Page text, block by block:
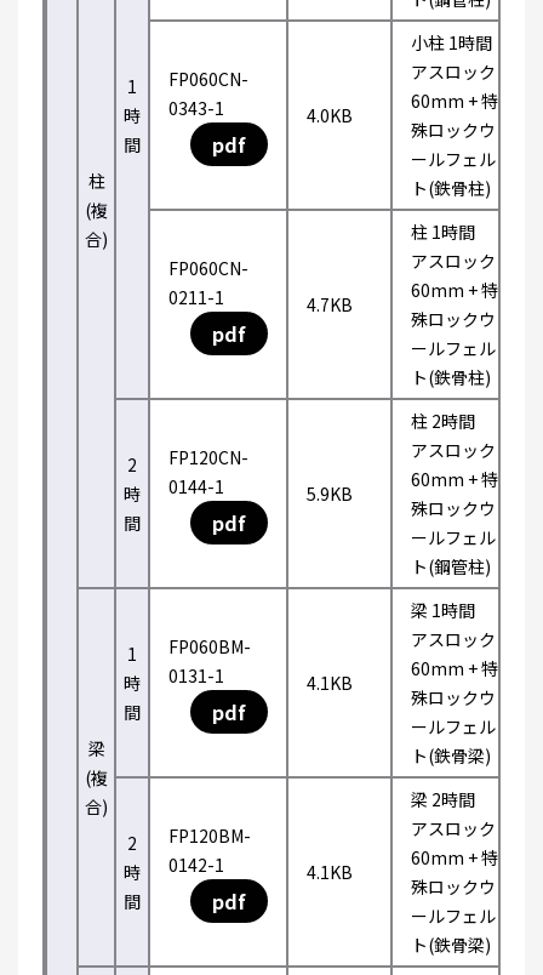
柱
(複
合)
1
時
間
FP060CN-
0343-1
pdf
4.0KB
小柱 1時間
アスロック
60mm + 特
殊ロックウ
ールフェル
ト(鉄骨柱)
FP060CN-
0211-1
pdf
4.7KB
柱 1時間
アスロック
60mm + 特
殊ロックウ
ールフェル
ト(鉄骨柱)
2
時
間
FP120CN-
0144-1
pdf
5.9KB
柱 2時間
アスロック
60mm + 特
殊ロックウ
ールフェル
ト(鋼管柱)
梁
(複
合)
1
時
間
FP060BM-
0131-1
pdf
4.1KB
梁 1時間
アスロック
60mm + 特
殊ロックウ
ールフェル
ト(鉄骨梁)
2
時
間
FP120BM-
0142-1
pdf
4.1KB
梁 2時間
アスロック
60mm + 特
殊ロックウ
ールフェル
ト(鉄骨梁)